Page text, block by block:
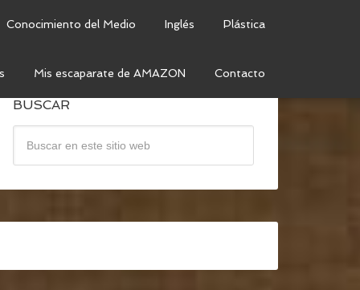
Conocimiento del Medio Inglés Plástica
Mis escaparate de AMAZON Contacto
BUSCAR